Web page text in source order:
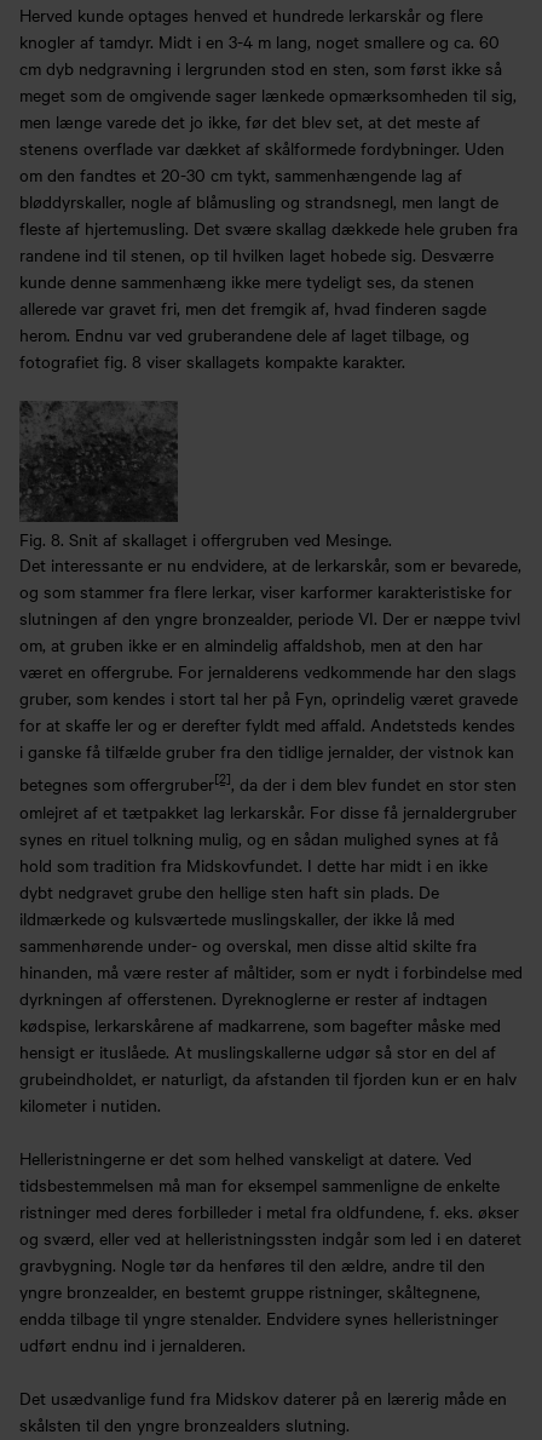
Herved kunde optages henved et hundrede lerkarskår og flere
knogler af tamdyr. Midt i en 3-4 m lang, noget smallere og ca. 60
cm dyb nedgravning i lergrunden stod en sten, som først ikke så
meget som de omgivende sager lænkede opmærksomheden til sig,
men længe varede det jo ikke, før det blev set, at det meste af
stenens overflade var dækket af skålformede fordybninger. Uden
om den fandtes et 20-30 cm tykt, sammenhængende lag af
bløddyrskaller, nogle af blåmusling og strandsnegl, men langt de
fleste af hjertemusling. Det svære skallag dækkede hele gruben fra
randene ind til stenen, op til hvilken laget hobede sig. Desværre
kunde denne sammenhæng ikke mere tydeligt ses, da stenen
allerede var gravet fri, men det fremgik af, hvad finderen sagde
herom. Endnu var ved gruberandene dele af laget tilbage, og
fotografiet fig. 8 viser skallagets kompakte karakter.
Fig. 8. Snit af skallaget i offergruben ved Mesinge.
Det interessante er nu endvidere, at de lerkarskår, som er bevarede,
og som stammer fra flere lerkar, viser karformer karakteristiske for
slutningen af den yngre bronzealder, periode VI. Der er næppe tvivl
om, at gruben ikke er en almindelig affaldshob, men at den har
været en offergrube. For jernalderens vedkommende har den slags
gruber, som kendes i stort tal her på Fyn, oprindelig været gravede
for at skaffe ler og er derefter fyldt med affald. Andetsteds kendes
i ganske få tilfælde gruber fra den tidlige jernalder, der vistnok kan
betegnes som offergruber[2], da der i dem blev fundet en stor sten
omlejret af et tætpakket lag lerkarskår. For disse få jernaldergruber
synes en rituel tolkning mulig, og en sådan mulighed synes at få
hold som tradition fra Midskovfundet. I dette har midt i en ikke
dybt nedgravet grube den hellige sten haft sin plads. De
ildmærkede og kulsværtede muslingskaller, der ikke lå med
sammenhørende under- og overskal, men disse altid skilte fra
hinanden, må være rester af måltider, som er nydt i forbindelse med
dyrkningen af offerstenen. Dyreknoglerne er rester af indtagen
kødspise, lerkarskårene af madkarrene, som bagefter måske med
hensigt er ituslåede. At muslingskallerne udgør så stor en del af
grubeindholdet, er naturligt, da afstanden til fjorden kun er en halv
kilometer i nutiden.
Helleristningerne er det som helhed vanskeligt at datere. Ved
tidsbestemmelsen må man for eksempel sammenligne de enkelte
ristninger med deres forbilleder i metal fra oldfundene, f. eks. økser
og sværd, eller ved at helleristningssten indgår som led i en dateret
gravbygning. Nogle tør da henføres til den ældre, andre til den
yngre bronzealder, en bestemt gruppe ristninger, skåltegnene,
endda tilbage til yngre stenalder. Endvidere synes helleristninger
udført endnu ind i jernalderen.
Det usædvanlige fund fra Midskov daterer på en lærerig måde en
skålsten til den yngre bronzealders slutning.